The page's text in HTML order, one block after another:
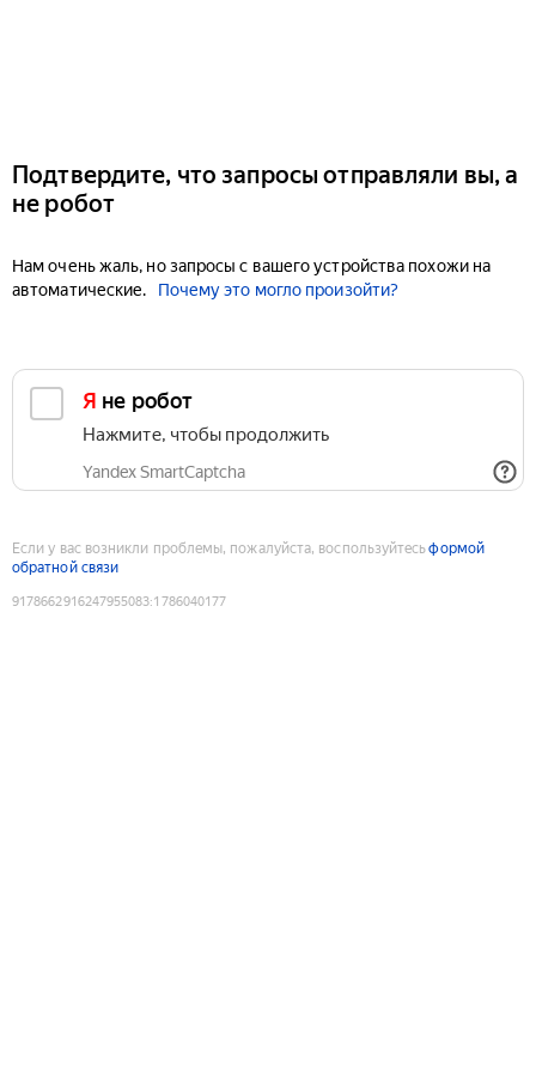
Подтвердите, что запросы отправляли вы, а
не робот
Нам очень жаль, но запросы с вашего устройства похожи на
автоматические.
Почему это могло произойти?
Я не робот
Нажмите, чтобы продолжить
Yandex SmartCaptcha
Если у вас возникли проблемы, пожалуйста, воспользуйтесьформой
обратной связи
9178662916247955083:1786040177